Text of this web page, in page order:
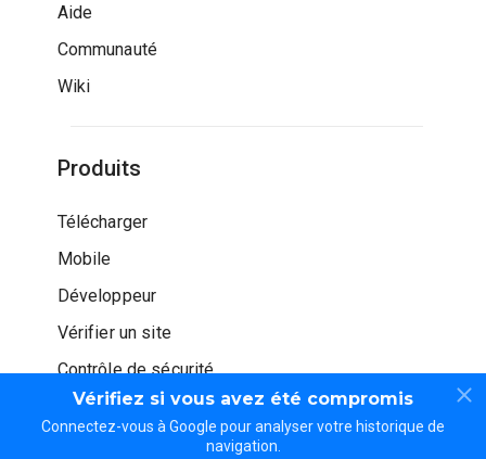
Vérifiez si vous avez été compromis
Connectez-vous à Google pour analyser votre historique de
navigation.
Aide
Communauté
Wiki
Produits
Télécharger
Mobile
Développeur
Vérifier un site
Contrôle de sécurité